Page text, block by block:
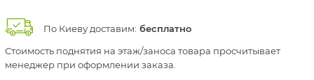
По Киеву доставим: бесплатно
Стоимость поднятия на этаж/заноса товара просчитывает
менеджер при оформлении заказа.